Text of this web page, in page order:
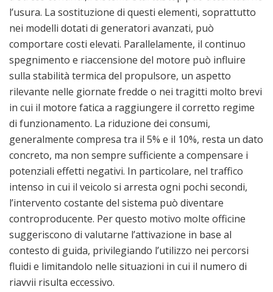
l’usura. La sostituzione di questi elementi, soprattutto
nei modelli dotati di generatori avanzati, può
comportare costi elevati. Parallelamente, il continuo
spegnimento e riaccensione del motore può influire
sulla stabilità termica del propulsore, un aspetto
rilevante nelle giornate fredde o nei tragitti molto brevi
in cui il motore fatica a raggiungere il corretto regime
di funzionamento. La riduzione dei consumi,
generalmente compresa tra il 5% e il 10%, resta un dato
concreto, ma non sempre sufficiente a compensare i
potenziali effetti negativi. In particolare, nel traffico
intenso in cui il veicolo si arresta ogni pochi secondi,
l’intervento costante del sistema può diventare
controproducente. Per questo motivo molte officine
suggeriscono di valutarne l’attivazione in base al
contesto di guida, privilegiando l’utilizzo nei percorsi
fluidi e limitandolo nelle situazioni in cui il numero di
riavvii risulta eccessivo.